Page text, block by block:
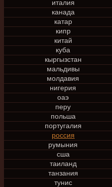
италия
канада
катар
кипр
китай
куба
кыргызстан
мальдивы
молдавия
нигерия
оаэ
перу
польша
португалия
россия
румыния
сша
таиланд
танзания
тунис